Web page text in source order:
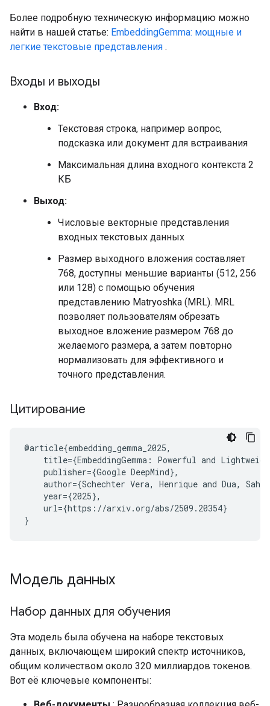
Более подробную техническую информацию можно
найти в нашей статье: EmbeddingGemma: мощные и
легкие текстовые представления .
Входы и выходы
Вход:
Текстовая строка, например вопрос,
подсказка или документ для встраивания
Максимальная длина входного контекста 2
КБ
Выход:
Числовые векторные представления
входных текстовых данных
Размер выходного вложения составляет
768, доступны меньшие варианты (512, 256
или 128) с помощью обучения
представлению Matryoshka (MRL). MRL
позволяет пользователям обрезать
выходное вложение размером 768 до
желаемого размера, а затем повторно
нормализовать для эффективного и
точного представления.
Цитирование
@article{embedding_gemma_2025,
title={EmbeddingGemma: Powerful and
    publisher={Google DeepMind},
author={Schechter Vera, Henrique and Dua,
    year={2025},
    url={https://arxiv.org/abs/2509.20354}
Модель данных
Набор данных для обучения
Эта модель была обучена на наборе текстовых
данных, включающем широкий спектр источников,
общим количеством около 320 миллиардов токенов.
Вот её ключевые компоненты: